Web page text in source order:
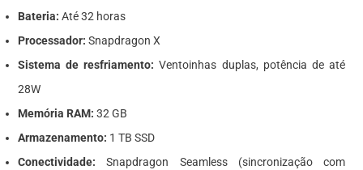
Bateria: Até 32 horas
Processador: Snapdragon X
Sistema de resfriamento: Ventoinhas duplas, potência de até
28W
Memória RAM: 32 GB
Armazenamento: 1 TB SSD
Conectividade: Snapdragon Seamless (sincronização com